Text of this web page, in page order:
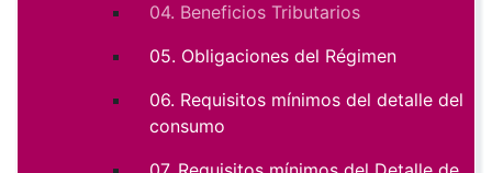
04. Beneficios Tributarios
05. Obligaciones del Régimen
06. Requisitos mínimos del detalle del
consumo